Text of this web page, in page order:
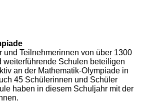
und Teilnehmerinnen von über 1300
weiterführende Schulen beteiligen
an der Mathematik-Olympiade in
45 Schülerinnen und Schüler
haben in diesem Schuljahr mit der